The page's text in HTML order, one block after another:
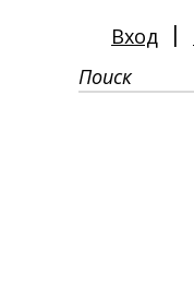
Вход |